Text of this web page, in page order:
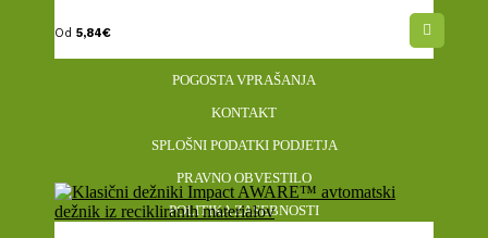
Od 5,84€
POGOSTA VPRAŠANJA
KONTAKT
SPLOŠNI PODATKI PODJETJA
PRAVNO OBVESTILO
POLITIKA ZASEBNOSTI